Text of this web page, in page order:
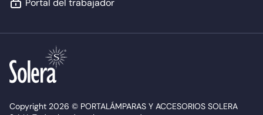
Portal del trabajador
Copyright 2026 © PORTALÁMPARAS Y ACCESORIOS SOLERA